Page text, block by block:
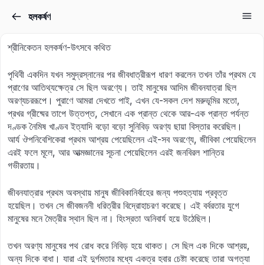
হলকর্ষণ
শ্রীনিকেতন হলকর্ষণ-উৎসবে কথিত
পৃথিবী একদিন যখন সমুদ্রস্নানের পর জীবধাত্রীরূপ ধারণ করলেন তখন তাঁর প্রথম যে
প্রাণের আতিথ্যক্ষেত্র সে ছিল অরণ্যে। তাই মানুষের আদিম জীবনযাত্রা ছিল
অরণ্যচররূপে। পুরাণে আমরা দেখতে পাই, এখন যে-সকল দেশ মরুভূমির মতো,
প্রখর গ্রীষ্মের তাপে উত্তপ্ত, সেখানে এক প্রান্ত থেকে আর-এক প্রান্ত পর্যন্ত
দণ্ডক নৈমিষ খাণ্ডব ইত্যাদি বড়ো বড়ো সুনিবিড় অরণ্য ছায়া বিস্তার করেছিল।
আর্য ঔপনিবেশিকেরা প্রথম আশ্রয় পেয়েছিলেন এই-সব অরণ্যে, জীবিকা পেয়েছিলেন
এরই ফলে মূলে, আর আত্মজ্ঞানের সূচনা পেয়েছিলেন এরই জনবিরল শান্তির
গভীরতায়।
জীবনযাত্রার প্রথম অবস্থায় মানুষ জীবিকানির্বাহের জন্য পশুহত্যায় প্রবৃত্ত
হয়েছিল। তখন সে জীবজননী ধরিত্রীর বিদ্রোহাচরণ করেছে। এই বর্বরতার যুগে
মানুষের মনে মৈত্রীর স্থান ছিল না। হিংস্রতা অনিবার্য হয়ে উঠেছিল।
তখন অরণ্য মানুষের পথ রোধ করে নিবিড় হয়ে থাকত। সে ছিল এক দিকে আশ্রয়,
অন্য দিকে বাধা। যারা এই দুর্গমতার মধ্যে একত্র হবার চেষ্টা করেছে তারা অগত্যা
Don’t have an account?Sign up
Remember me Lost your password?